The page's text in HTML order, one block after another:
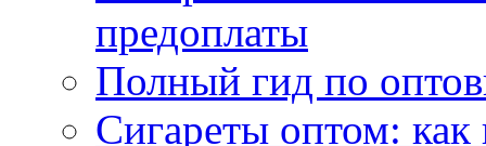
предоплаты
Полный гид по
Сигареты оптом: